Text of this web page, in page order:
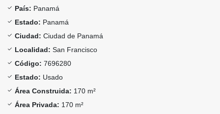
País: Panamá
Estado: Panamá
Ciudad: Ciudad de Panamá
Localidad: San Francisco
Código: 7696280
Estado: Usado
Área Construida: 170 m²
Área Privada: 170 m²